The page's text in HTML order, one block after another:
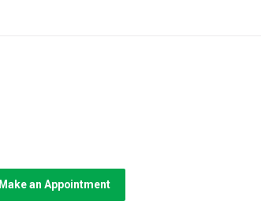
Make an Appointment